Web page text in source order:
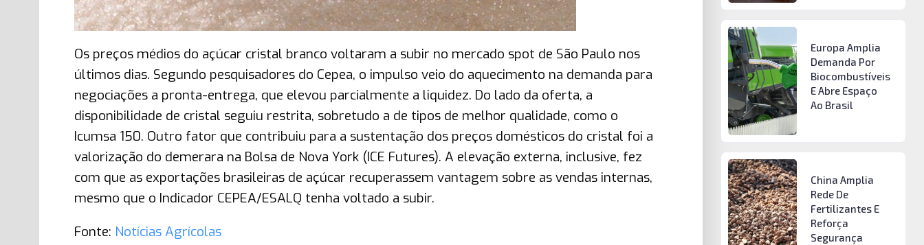
Os preços médios do açúcar cristal branco voltaram a subir no mercado spot de São Paulo nos
últimos dias. Segundo pesquisadores do Cepea, o impulso veio do aquecimento na demanda para
negociações a pronta-entrega, que elevou parcialmente a liquidez. Do lado da oferta, a
disponibilidade de cristal seguiu restrita, sobretudo a de tipos de melhor qualidade, como o
Icumsa 150. Outro fator que contribuiu para a sustentação dos preços domésticos do cristal foi a
valorização do demerara na Bolsa de Nova York (ICE Futures). A elevação externa, inclusive, fez
com que as exportações brasileiras de açúcar recuperassem vantagem sobre as vendas internas,
mesmo que o Indicador CEPEA/ESALQ tenha voltado a subir.
Fonte: Notícias Agrícolas
Europa Amplia
Demanda Por
Biocombustíveis
E Abre Espaço
Ao Brasil
China Amplia
Rede De
Fertilizantes E
Reforça
Segurança